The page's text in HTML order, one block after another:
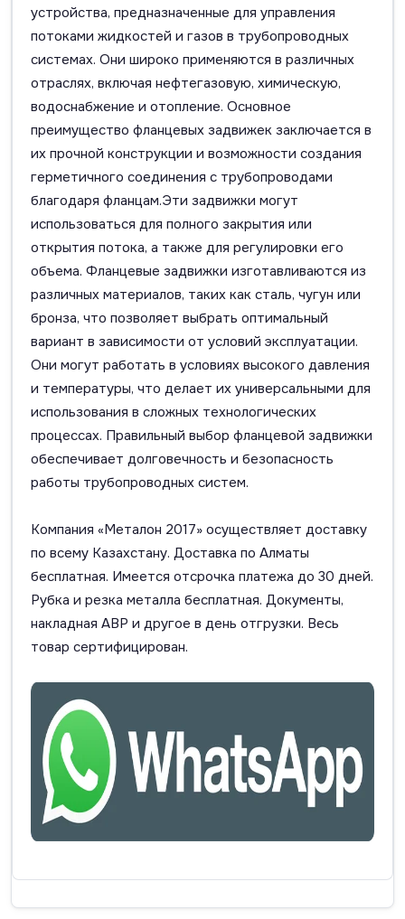
устройства, предназначенные для управления
потоками жидкостей и газов в трубопроводных
системах. Они широко применяются в различных
отраслях, включая нефтегазовую, химическую,
водоснабжение и отопление. Основное
преимущество фланцевых задвижек заключается в
их прочной конструкции и возможности создания
герметичного соединения с трубопроводами
благодаря фланцам.Эти задвижки могут
использоваться для полного закрытия или
открытия потока, а также для регулировки его
объема. Фланцевые задвижки изготавливаются из
различных материалов, таких как сталь, чугун или
бронза, что позволяет выбрать оптимальный
вариант в зависимости от условий эксплуатации.
Они могут работать в условиях высокого давления
и температуры, что делает их универсальными для
использования в сложных технологических
процессах. Правильный выбор фланцевой задвижки
обеспечивает долговечность и безопасность
работы трубопроводных систем.
Компания «Металон 2017» осуществляет доставку
по всему Казахстану. Доставка по Алматы
бесплатная. Имеется отсрочка платежа до 30 дней.
Рубка и резка металла бесплатная. Документы,
накладная АВР и другое в день отгрузки. Весь
товар сертифицирован.